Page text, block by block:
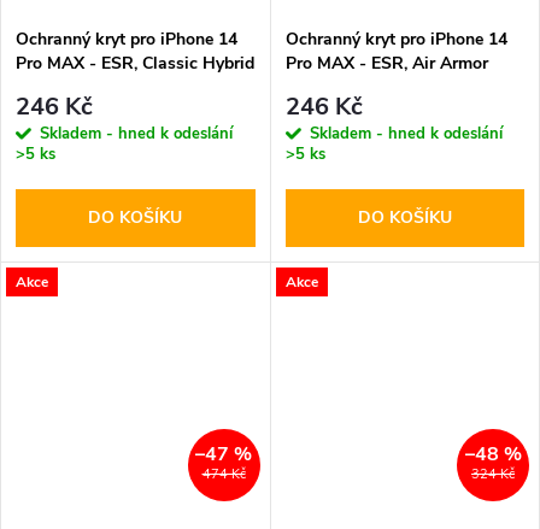
Ochranný kryt pro iPhone 14
Pro MAX - ESR, Classic Hybrid
246 Kč
Skladem - hned k odeslání
>5 ks
DO KOŠÍKU
Ochranný kryt pro iPhone 14
Pro MAX - ESR, Air Armor
246 Kč
Skladem - hned k odeslání
>5 ks
DO KOŠÍKU
Akce
474 Kč
–47 %
Akce
324 Kč
–48 %